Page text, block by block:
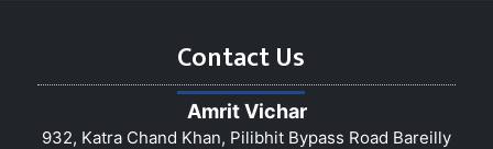
Contact Us
Amrit Vichar
932, Katra Chand Khan, Pilibhit Bypass Road Bareilly